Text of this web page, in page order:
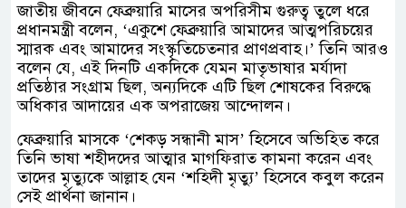
জাতীয় জীবনে ফেব্রুয়ারি মাসের অপরিসীম গুরুত্ব তুলে ধরে
প্রধানমন্ত্রী বলেন, ‘একুশে ফেব্রুয়ারি আমাদের আত্মপরিচয়ের
স্মারক এবং আমাদের সংস্কৃতিচেতনার প্রাণপ্রবাহ।’ তিনি আরও
বলেন যে, এই দিনটি একদিকে যেমন মাতৃভাষার মর্যাদা
প্রতিষ্ঠার সংগ্রাম ছিল, অন্যদিকে এটি ছিল শোষকের বিরুদ্ধে
অধিকার আদায়ের এক অপরাজেয় আন্দোলন।
ফেব্রুয়ারি মাসকে ‘শেকড় সন্ধানী মাস’ হিসেবে অভিহিত করে
তিনি ভাষা শহীদদের আত্মার মাগফিরাত কামনা করেন এবং
তাদের মৃত্যুকে আল্লাহ যেন ‘শহিদী মৃত্যু’ হিসেবে কবুল করেন
সেই প্রার্থনা জানান।